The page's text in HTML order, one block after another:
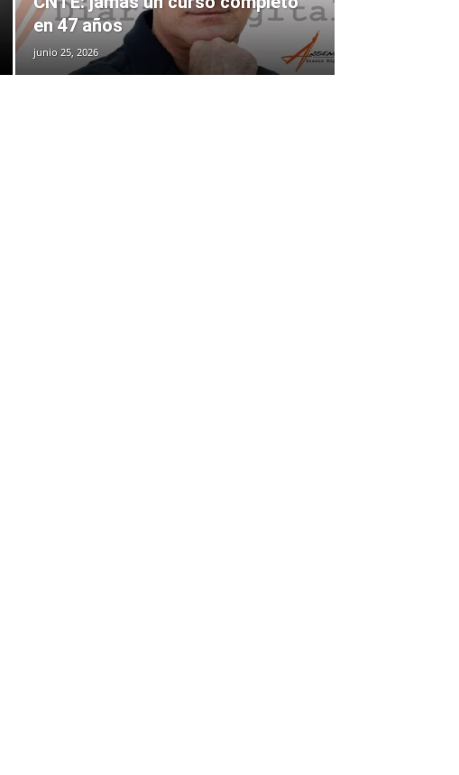
en 47 años
junio 25, 2026